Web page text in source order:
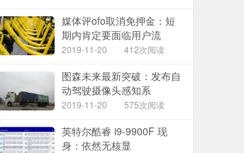
媒体评ofo取消免押金：短
期内肯定要面临用户流
2019-11-20 412次阅读
图森未来最新突破：发布自
动驾驶摄像头感知系
2019-11-20 575次阅读
英特尔酷睿 i9-9900F 现
身：依然无核显